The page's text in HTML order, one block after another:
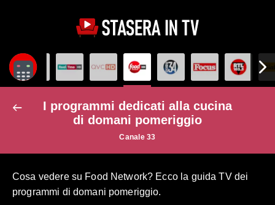
I programmi dedicati alla cucina
di domani pomeriggio
Canale 33
Cosa vedere su Food Network? Ecco la guida TV dei
programmi di domani pomeriggio.